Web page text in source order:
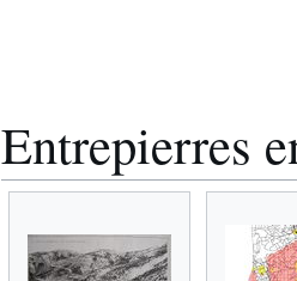
Entrepierres